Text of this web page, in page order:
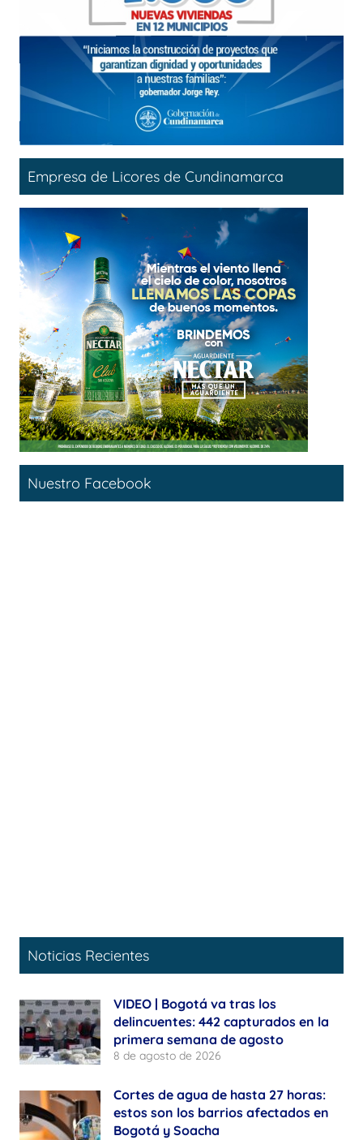
Empresa de Licores de Cundinamarca
Nuestro Facebook
Noticias Recientes
VIDEO | Bogotá va tras los
delincuentes: 442 capturados en la
primera semana de agosto
8 de agosto de 2026
Cortes de agua de hasta 27 horas:
estos son los barrios afectados en
Bogotá y Soacha